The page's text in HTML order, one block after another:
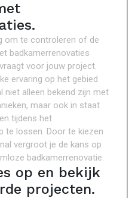
om te controleren of de
badkamerrenovaties
voor jouw project.
ervaring op het gebied
niet alleen bekend zijn met
maar ook in staat
tijdens het
te lossen. Door te kiezen
vergroot je de kans op
badkamerrenovatie.
op en bekijk
projecten.